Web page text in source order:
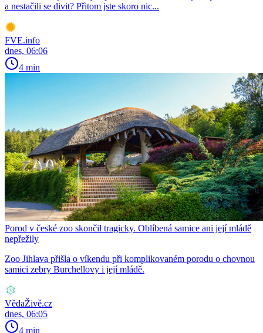
a nestačili se divit? Přitom jste skoro nic...
FVE.info
dnes, 06:06
4 min
Porod v české zoo skončil tragicky. Oblíbená samice ani její mládě
nepřežily
Zoo Jihlava přišla o víkendu při komplikovaném porodu o chovnou
samici zebry Burchellovy i její mládě.
VědaŽivě.cz
dnes, 06:05
4 min